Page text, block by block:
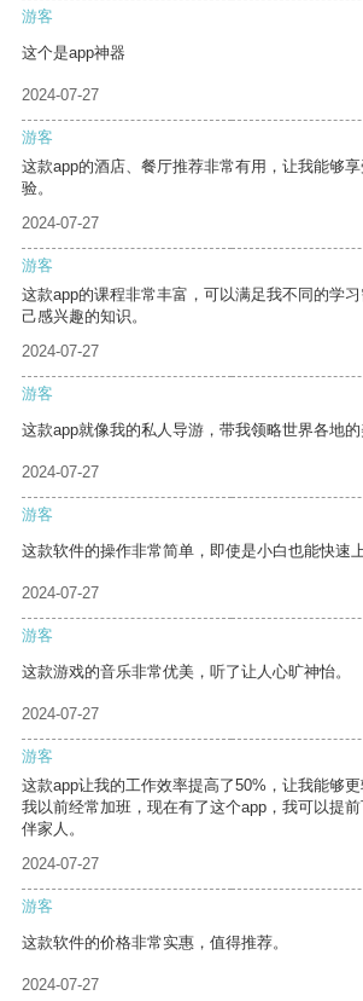
游客
这个是app神器
2024-07-27
游客
这款app的酒店、餐厅推荐非常有用，让我能够
验。
2024-07-27
游客
这款app的课程非常丰富，可以满足我不同的学
己感兴趣的知识。
2024-07-27
游客
这款app就像我的私人导游，带我领略世界各地的
2024-07-27
游客
这款软件的操作非常简单，即使是小白也能快速上
2024-07-27
游客
这款游戏的音乐非常优美，听了让人心旷神怡。
2024-07-27
游客
这款app让我的工作效率提高了50%，让我能够更
我以前经常加班，现在有了这个app，我可以提
伴家人。
2024-07-27
游客
这款软件的价格非常实惠，值得推荐。
2024-07-27